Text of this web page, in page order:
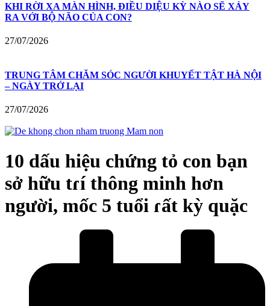
KHI RỜI XA MÀN HÌNH, ĐIỀU DIỆU KỲ NÀO SẼ XẢY
RA VỚI BỘ NÃO CỦA CON?
27/07/2026
TRUNG TÂM CHĂM SÓC NGƯỜI KHUYẾT TẬT HÀ NỘI
– NGÀY TRỞ LẠI
27/07/2026
10 dấu hiệu chứng tỏ con bạn
sở hữu tɾí thông minh hơn
người, mốc 5 tuổi ɾất kỳ quặc